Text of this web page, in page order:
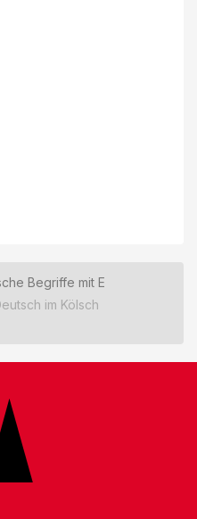
Begriffe mit E
im Kölsch